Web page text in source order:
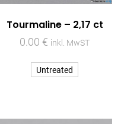
Tourmaline – 2,17 ct
0.00 € inkl. MwST
Untreated